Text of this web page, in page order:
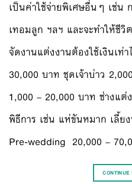
เป็นค่าใช้จ่ายพิเศษอื่นๆ เช่
เทอมลูก ฯลฯ และจะทำให้ชี
จัดงานแต่งงานต้องใช้เงินเท่
30,000 บาท ชุดเจ้าบ่าว
1,000 – 20,000 บาท ช่างแ
พิธีการ เช่น แห่ขันหมาก เลี้ย
Pre-wedding 20,000 –
CONTINUE